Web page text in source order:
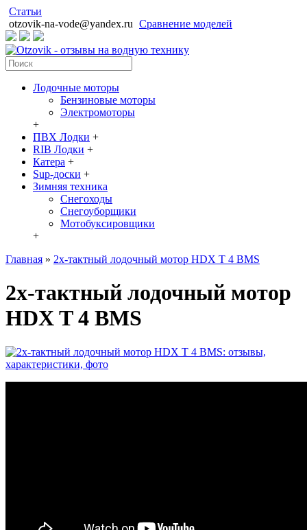
Статьи
otzovik-na-vode@yandex.ru Сравнение моделей
Лодочные моторы
Бензиновые моторы
Электромоторы
+
ПВХ Лодки +
RIB Лодки +
Катера +
Sup-доски +
Зимняя техника
Снегоходы
Cнегоуборщики
Мотобуксировщики
+
Главная » 2х-тактный лодочный мотор HDX T 4 BMS
2х-тактный лодочный мотор
HDX T 4 BMS